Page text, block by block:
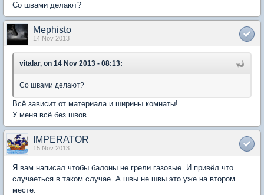
Cо швами делают?
Mephisto
14 Nov 2013
vitalar, on 14 Nov 2013 - 08:13:
Cо швами делают?
Всё зависит от материала и ширины комнаты!
У меня всё без швов.
IMPERATOR
15 Nov 2013
Я вам написал чтобы балоны не грели газовые. И привёл что
случаеться в таком случае. А швы не швы это уже на втором
месте.